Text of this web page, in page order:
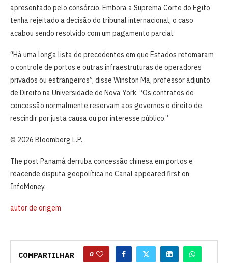
apresentado pelo consórcio. Embora a Suprema Corte do Egito
tenha rejeitado a decisão do tribunal internacional, o caso
acabou sendo resolvido com um pagamento parcial.
“Há uma longa lista de precedentes em que Estados retomaram
o controle de portos e outras infraestruturas de operadores
privados ou estrangeiros”, disse Winston Ma, professor adjunto
de Direito na Universidade de Nova York. “Os contratos de
concessão normalmente reservam aos governos o direito de
rescindir por justa causa ou por interesse público.”
© 2026 Bloomberg L.P.
The post Panamá derruba concessão chinesa em portos e
reacende disputa geopolítica no Canal appeared first on
InfoMoney.
autor de origem
COMPARTILHAR 0